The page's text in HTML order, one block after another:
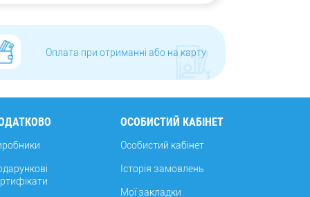
Оплата при отриманні або на карту
ОСОБИСТИЙ КАБІНЕТ
Особистий кабінет
Історія замовлень
Мої закладки